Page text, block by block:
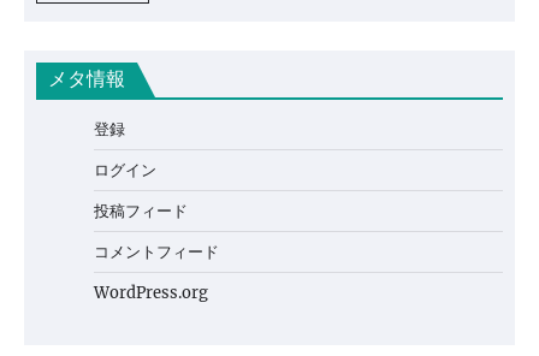
メタ情報
登録
ログイン
投稿フィード
コメントフィード
WordPress.org